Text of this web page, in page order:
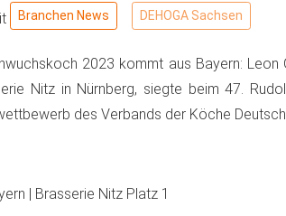
Branchen News DEHOGA Sachsen
2023 kommt aus Bayern: Leon
Nitz in Nürnberg, siegte beim 47.
des Verbands der Köche
| Brasserie Nitz Platz 1